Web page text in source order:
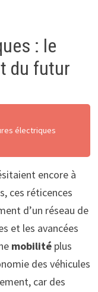
: le
du futur
électriques
encore à
ces réticences
d’un réseau de
et les avancées
mobilitéplus
des véhicules
car des